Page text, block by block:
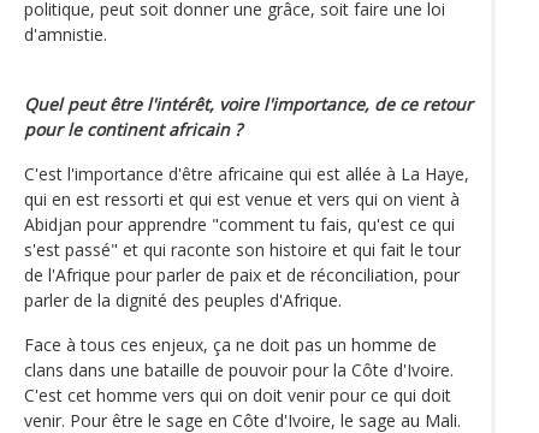
politique, peut soit donner une grâce, soit faire une loi
d'amnistie.
Quel peut être l'intérêt, voire l'importance, de ce retour
pour le continent africain ?
C'est l'importance d'être africaine qui est allée à La Haye,
qui en est ressorti et qui est venue et vers qui on vient à
Abidjan pour apprendre "comment tu fais, qu'est ce qui
s'est passé" et qui raconte son histoire et qui fait le tour
de l'Afrique pour parler de paix et de réconciliation, pour
parler de la dignité des peuples d'Afrique.
Face à tous ces enjeux, ça ne doit pas un homme de
clans dans une bataille de pouvoir pour la Côte d'Ivoire.
C'est cet homme vers qui on doit venir pour ce qui doit
venir. Pour être le sage en Côte d'Ivoire, le sage au Mali.